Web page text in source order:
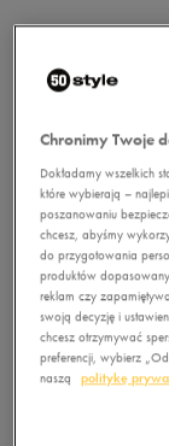
Chronimy Twoje
Dokładamy wszelkich
które wybierają –
poszanowaniu
chcesz, abyśmy
do przygotowania
produktów
reklam czy
swoją decyzję i
chcesz otrzymywać
preferencji, wybierz
naszą
politykę